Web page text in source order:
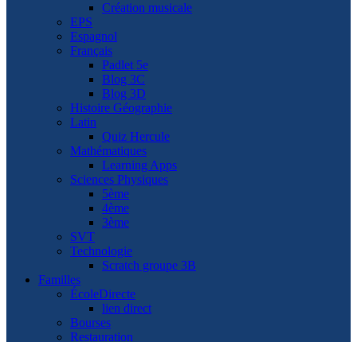
Création musicale
EPS
Espagnol
Français
Padlet 5e
Blog 3C
Blog 3D
Histoire Géographie
Latin
Quiz Hercule
Mathématiques
Learning Apps
Sciences Physiques
5ème
4ème
3ème
SVT
Technologie
Scratch groupe 3B
Familles
ÉcoleDirecte
lien direct
Bourses
Restauration